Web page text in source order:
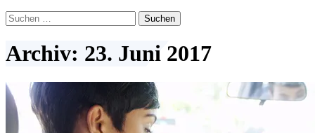
Suchen
nach:
Archiv: 23. Juni 2017